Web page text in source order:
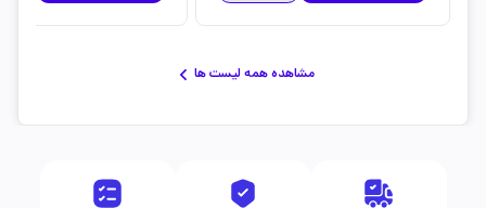
مشاهده همه لیست ها